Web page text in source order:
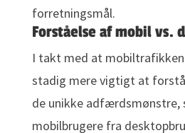
forretningsmål.
Forståelse af mobil vs.
I takt med at
stadig mere vigtigt at
de unikke adfærdsmønstre,
mobilbrugere fra